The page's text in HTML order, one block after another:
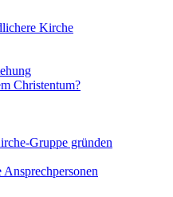
Kirche
Christentum?
Gruppe gründen
Ansprechpersonen